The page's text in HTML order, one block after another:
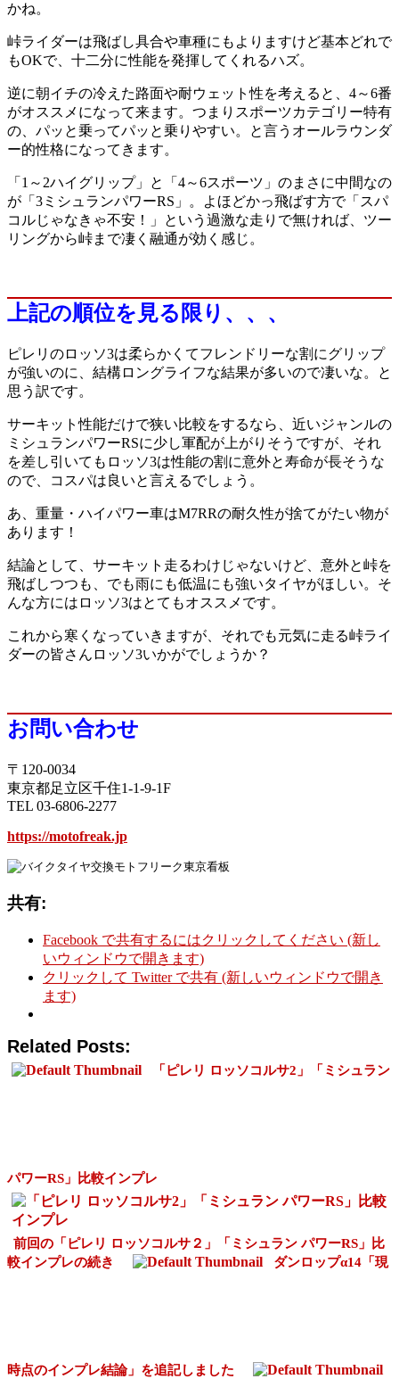
かね。
峠ライダーは飛ばし具合や車種にもよりますけど基本どれで
もOKで、十二分に性能を発揮してくれるハズ。
逆に朝イチの冷えた路面や耐ウェット性を考えると、4～6番
がオススメになって来ます。つまりスポーツカテゴリー特有
の、パッと乗ってパッと乗りやすい。と言うオールラウンダ
ー的性格になってきます。
「1～2ハイグリップ」と「4～6スポーツ」のまさに中間なの
が「3ミシュランパワーRS」。よほどかっ飛ばす方で「スパ
コルじゃなきゃ不安！」という過激な走りで無ければ、ツー
リングから峠まで凄く融通が効く感じ。
上記の順位を見る限り、、、
ピレリのロッソ3は柔らかくてフレンドリーな割にグリップ
が強いのに、結構ロングライフな結果が多いので凄いな。と
思う訳です。
サーキット性能だけで狭い比較をするなら、近いジャンルの
ミシュランパワーRSに少し軍配が上がりそうですが、それ
を差し引いてもロッソ3は性能の割に意外と寿命が長そうな
ので、コスパは良いと言えるでしょう。
あ、重量・ハイパワー車はM7RRの耐久性が捨てがたい物が
あります！
結論として、サーキット走るわけじゃないけど、意外と峠を
飛ばしつつも、でも雨にも低温にも強いタイヤがほしい。そ
んな方にはロッソ3はとてもオススメです。
これから寒くなっていきますが、それでも元気に走る峠ライ
ダーの皆さんロッソ3いかがでしょうか？
お問い合わせ
〒120-0034
東京都足立区千住1-1-9-1F
TEL 03-6806-2277
https://motofreak.jp
共有:
Facebook で共有するにはクリックしてください (新し
いウィンドウで開きます)
クリックして Twitter で共有 (新しいウィンドウで開き
ます)
Related Posts:
「ピレリ ロッソコルサ2」「ミシュラン
パワーRS」比較インプレ
前回の「ピレリ ロッソコルサ２」「ミシュラン パワーRS」比
較インプレの続き
ダンロップα14「現
時点のインプレ結論」を追記しました